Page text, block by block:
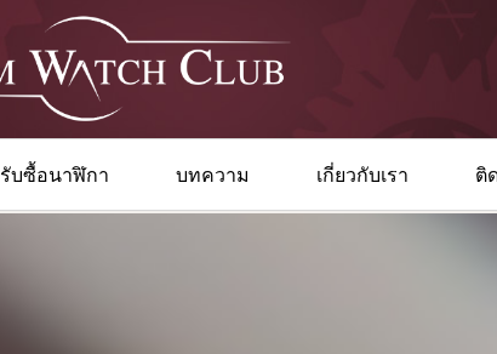
รับซื้อนาฬิกา บทความ เกี่ยวกับเรา ติ